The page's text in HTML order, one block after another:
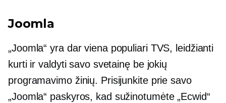
Joomla
„Joomla“ yra dar viena populiari TVS, leidžianti
kurti ir valdyti savo svetainę be jokių
programavimo žinių. Prisijunkite prie savo
„Joomla“ paskyros, kad sužinotumėte „Ecwid“